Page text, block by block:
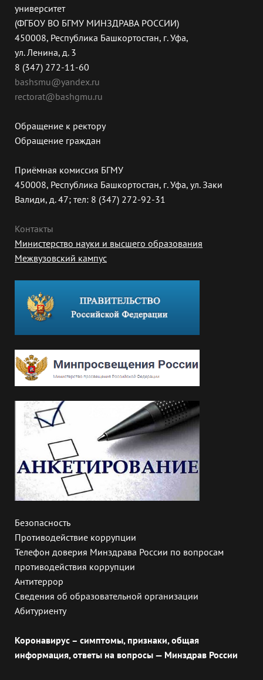
университет
(ФГБОУ ВО БГМУ МИНЗДРАВА РОССИИ)
450008, Республика Башкортостан, г. Уфа,
ул. Ленина, д. 3
8 (347) 272-11-60
bashsmu@yandex.ru
rectorat@bashgmu.ru
Обращение к ректору
Обращение граждан
Приёмная комиссия БГМУ
450008, Республика Башкортостан, г. Уфа, ул. Заки
Валиди, д. 47; тел: 8 (347) 272-92-31
Контакты
Министерство науки и высшего образования
Межвузовский кампус
Безопасность
Противодействие коррупции
Телефон доверия Минздрава России по вопросам
противодействия коррупции
Антитеррор
Сведения об образовательной организации
Абитуриенту
Коронавирус – симптомы, признаки, общая
информация, ответы на вопросы — Минздрав России